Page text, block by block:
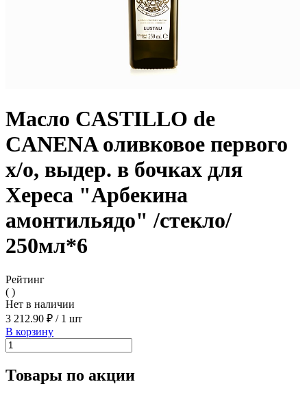
Масло CASTILLO de
CANENA оливковое первого
х/о, выдер. в бочках для
Хереса "Арбекина
амонтильядо" /стекло/
250мл*6
Рейтинг
( )
Нет в наличии
3 212.90 ₽ /1 шт
В корзину
Товары по акции